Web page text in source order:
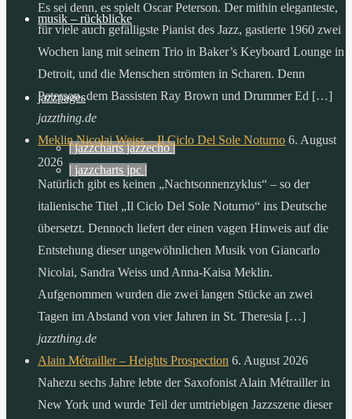
sonne,
menschheit
einem
ganzen
verbraucht.
gerhard
desertec
foundation
musik – rückblicke
jazzpages
| jazzcharts jazzecho |
| jazzcharts jpc |
Es sei denn, es spielt Oscar Peterson. Der mithin eleganteste,
für viele auch gefälligste Pianist des Jazz, gastierte 1960 zwei
Wochen lang mit seinem Trio in Baker’s Keyboard Lounge in
Detroit, und die Menschen strömten in Scharen. Denn
Peterson, dem Bassisten Ray Brown und Drummer Ed […]
jazzthing.de
Meklin Nicolai Weiss – Il Ciclo Del Sole Noturno 6. August
2026
Natürlich gibt es keinen „Nachtsonnenzyklus“ – so der
italienische Titel „Il Ciclo Del Sole Noturno“ ins Deutsche
übersetzt. Dennoch liefert der einen vagen Hinweis auf die
Entstehung dieser ungewöhnlichen Musik von Giancarlo
Nicolai, Sandra Weiss und Anna-Kaisa Meklin.
Aufgenommen wurden die zwei langen Stücke an zwei
Tagen im Abstand von vier Jahren in St. Theresia […]
jazzthing.de
Alain Métrailler – Heights Prospection 6. August 2026
Nahezu sechs Jahre lebte der Saxofonist Alain Métrailler in
New York und wurde Teil der umtriebigen Jazzszene dieser